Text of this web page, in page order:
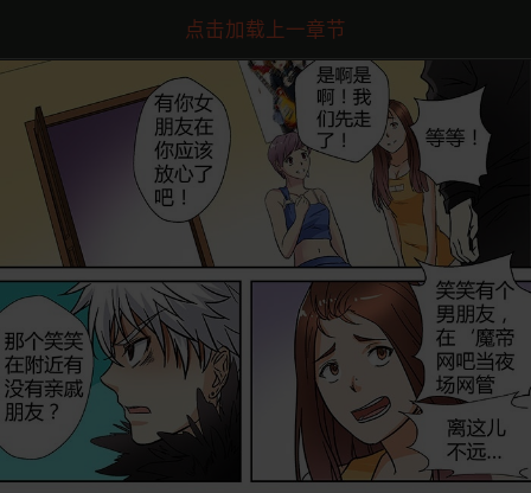
点击加载上一章节